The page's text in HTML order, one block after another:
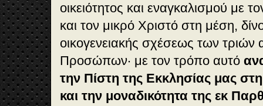
οικειότητος και εναγκαλισμού με
και τον μικρό Χριστό στη μέση,
οικογενειακής σχέσεως των τριών
Προσώπων· με τον τρόπο αυτό
την Πίστη της Εκκλησίας μας
και την μοναδικότητα της εκ